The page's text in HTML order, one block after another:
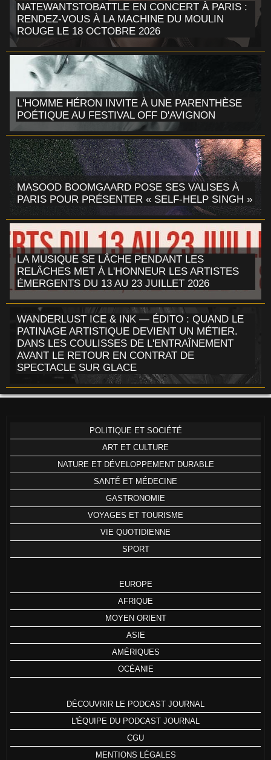
NATEWANTSTOBATTLE EN CONCERT À PARIS :
RENDEZ-VOUS À LA MACHINE DU MOULIN
ROUGE LE 18 OCTOBRE 2026
L'HOMME HÉRON INVITE À UNE PARENTHÈSE
POÉTIQUE AU FESTIVAL OFF D'AVIGNON
MASOOD BOOMGAARD POSE SES VALISES À
PARIS POUR PRÉSENTER « SELF-HELP SINGH »
LA MUSIQUE SE LÂCHE PENDANT LES
RELÂCHES MET À L'HONNEUR LES ARTISTES
ÉMERGENTS DU 13 AU 23 JUILLET 2026
WANDERLUST ICE & INK — ÉDITO : QUAND LE
PATINAGE ARTISTIQUE DEVIENT UN MÉTIER.
DANS LES COULISSES DE L'ENTRAÎNEMENT
AVANT LE RETOUR EN CONTRAT DE
SPECTACLE SUR GLACE
POLITIQUE ET SOCIÉTÉ
ART ET CULTURE
NATURE ET DÉVELOPPEMENT DURABLE
SANTÉ ET MÉDECINE
GASTRONOMIE
VOYAGES ET TOURISME
VIE QUOTIDIENNE
SPORT
EUROPE
AFRIQUE
MOYEN ORIENT
ASIE
AMÉRIQUES
OCÉANIE
DÉCOUVRIR LE PODCAST JOURNAL
L'ÉQUIPE DU PODCAST JOURNAL
CGU
MENTIONS LÉGALES